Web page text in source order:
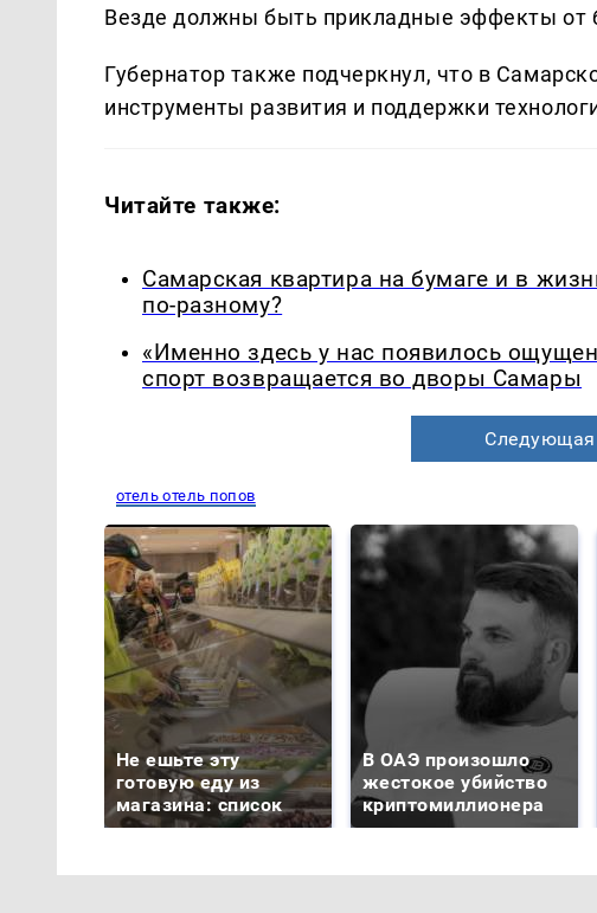
Везде должны быть прикладные эффекты от
Губернатор также подчеркнул, что в
инструменты развития и поддержки
Читайте также:
Самарская квартира на бумаге и в
по-разному?
«Именно здесь у нас появилось
спорт возвращается во дворы Самары
Следующая
отель отель попов
Не ешьте эту
готовую еду из
магазина: список
В ОАЭ произошло
жестокое убийство
криптомиллионера